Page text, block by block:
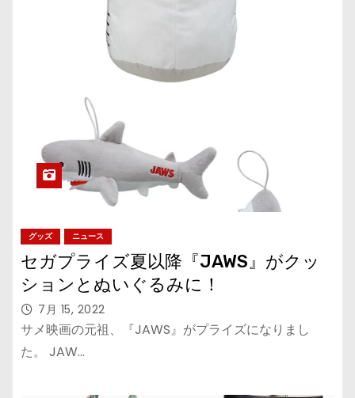
グッズ ニュース
セガプライズ夏以降『JAWS』がクッ
ションとぬいぐるみに！
7月 15, 2022
サメ映画の元祖、『JAWS』がプライズになりまし
た。 JAW…